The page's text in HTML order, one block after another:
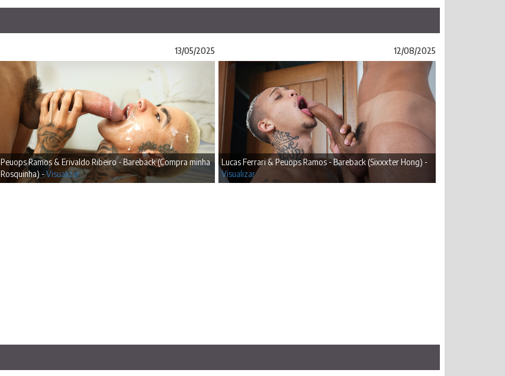
13/05/2025
Peuops Ramos & Erivaldo Ribeiro - Bareback (Compra minha
Rosquinha) -Visualizar
12/08/2025
Lucas Ferrari & Peuops Ramos - Bareback (Sixxxter Hong) -
Visualizar